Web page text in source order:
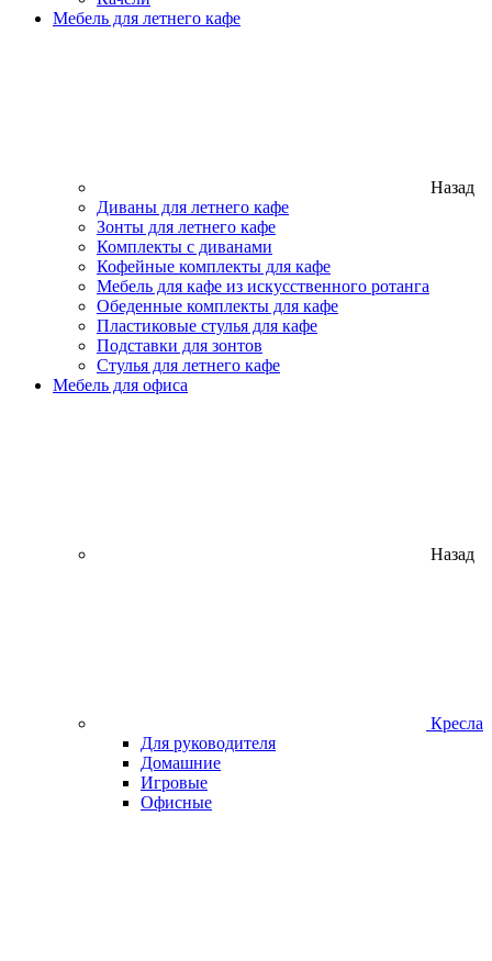
Мебель для летнего кафе
Назад
Диваны для летнего кафе
Зонты для летнего кафе
Комплекты с диванами
Кофейные комплекты для кафе
Мебель для кафе из искусственного ротанга
Обеденные комплекты для кафе
Пластиковые стулья для кафе
Подставки для зонтов
Стулья для летнего кафе
Мебель для офиса
Назад
Кресла
Для руководителя
Домашние
Игровые
Офисные